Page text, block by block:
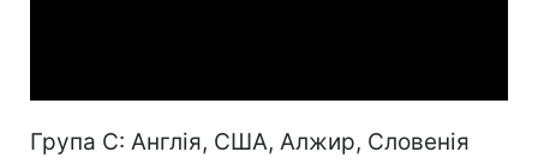
Група C: Англія, США, Алжир, Словенія